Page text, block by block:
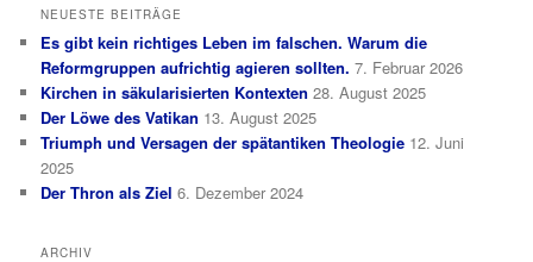
NEUESTE BEITRÄGE
Es gibt kein richtiges Leben im falschen. Warum die
Reformgruppen aufrichtig agieren sollten. 7. Februar 2026
Kirchen in säkularisierten Kontexten 28. August 2025
Der Löwe des Vatikan 13. August 2025
Triumph und Versagen der spätantiken Theologie 12. Juni
2025
Der Thron als Ziel 6. Dezember 2024
ARCHIV